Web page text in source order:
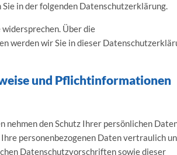
in der folgenden Datenschutzerklärung.
Über die
werden wir Sie in dieser
und Pflichtinformationen
nehmen den Schutz Ihrer persönlichen
personenbezogenen Daten vertraulich
Datenschutzvorschriften sowie dieser